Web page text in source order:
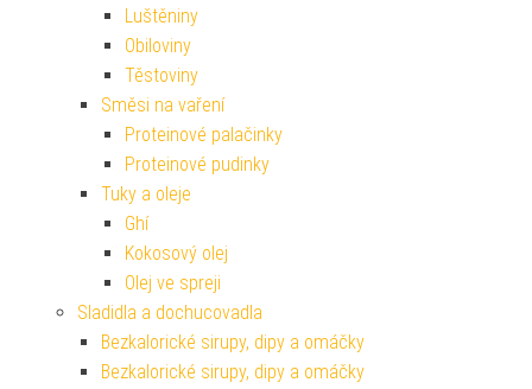
Luštěniny
Obiloviny
Těstoviny
Směsi na vaření
Proteinové palačinky
Proteinové pudinky
Tuky a oleje
Ghí
Kokosový olej
Olej ve spreji
Sladidla a dochucovadla
Bezkalorické sirupy, dipy a omáčky
Bezkalorické sirupy, dipy a omáčky